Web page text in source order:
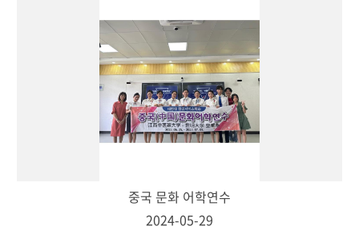
중국 문화 어학연수
2024-05-29